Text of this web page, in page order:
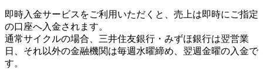
即時入金サービスをご利用いただくと、売上は即時にご指定
の口座へ入金されます。
通常サイクルの場合、三井住友銀行・みずほ銀行は翌営業
日、それ以外の金融機関は毎週水曜締め、翌週金曜の入金で
す。